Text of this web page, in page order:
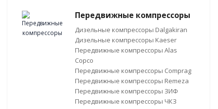
Передвижные компрессоры
Дизельные компрессоры Dalgakiran
Дизельные компрессоры Kaeser
Передвижные компрессоры Alas
Copco
Передвижные компрессоры Comprag
Передвижные компрессоры Remeza
Передвижные компрессоры ЗИФ
Передвижные компрессоры ЧКЗ